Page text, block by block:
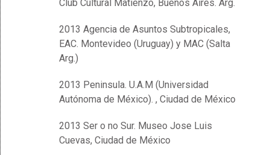
Club Cultural Matienzo, Buenos Aires. Arg.
2013 Agencia de Asuntos Subtropicales,
EAC. Montevideo (Uruguay) y MAC (Salta
Arg.)
2013 Peninsula. U.A.M (Universidad
Autónoma de México). , Ciudad de México
2013 Ser o no Sur. Museo Jose Luis
Cuevas, Ciudad de México